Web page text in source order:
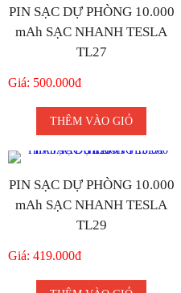
PIN SẠC DỰ PHÒNG 10.000
mAh SẠC NHANH TESLA
TL27
Giá: 500.000đ
THÊM VÀO GIỎ
PIN SẠC DỰ PHÒNG 10.000
mAh SẠC NHANH TESLA
TL29
Giá: 419.000đ